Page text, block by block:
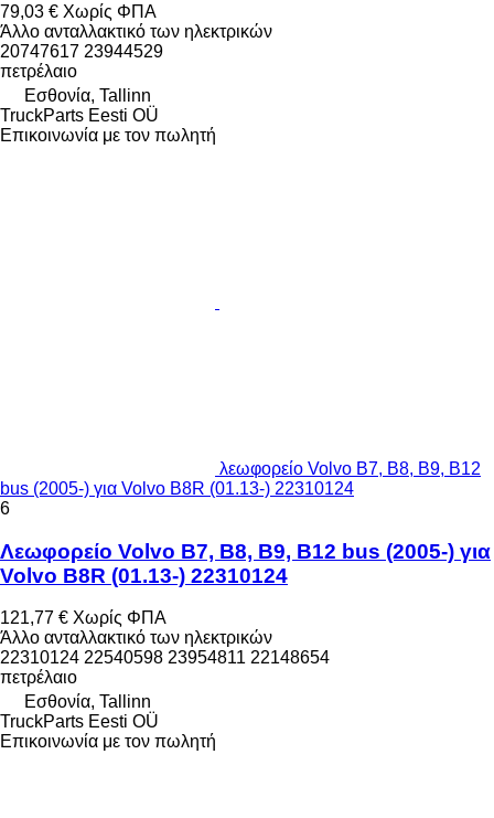
79,03 € Χωρίς ΦΠΑ
Άλλο ανταλλακτικό των ηλεκτρικών
20747617 23944529
πετρέλαιο
Εσθονία, Tallinn
TruckParts Eesti OÜ
Επικοινωνία με τον πωλητή
λεωφορείο Volvo B7, B8, B9, B12
bus (2005-) για Volvo B8R (01.13-) 22310124
6
Λεωφορείο Volvo B7, B8, B9, B12 bus (2005-) για
Volvo B8R (01.13-) 22310124
121,77 € Χωρίς ΦΠΑ
Άλλο ανταλλακτικό των ηλεκτρικών
22310124 22540598 23954811 22148654
πετρέλαιο
Εσθονία, Tallinn
TruckParts Eesti OÜ
Επικοινωνία με τον πωλητή